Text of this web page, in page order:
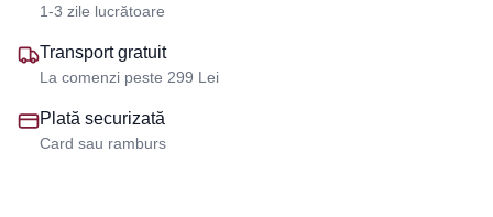
1-3 zile lucrătoare
Transport gratuit
La comenzi peste 299 Lei
Plată securizată
Card sau ramburs